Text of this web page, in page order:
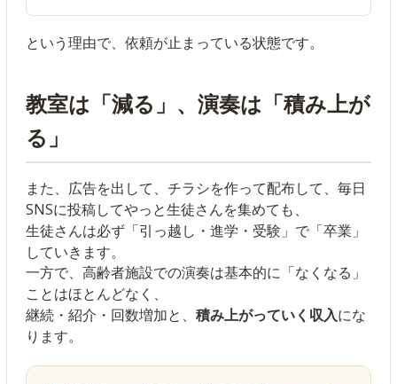
という理由で、依頼が止まっている状態です。
教室は「減る」、演奏は「積み上が
る」
また、広告を出して、チラシを作って配布して、毎日
SNSに投稿してやっと生徒さんを集めても、
生徒さんは必ず「引っ越し・進学・受験」で「卒業」
していきます。
一方で、高齢者施設での演奏は基本的に「なくなる」
ことはほとんどなく、
継続・紹介・回数増加と、 積み上がっていく収入にな
ります。